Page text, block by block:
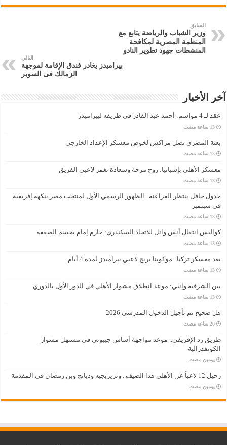
السابق
وزير الشباب والرياضة يتابع مع
المنظمة المصرية لمكافحة
المنشطات جهود تطوير النادو
التالي
بيراميدز يغادر فندق الإقامة لموجهة
الزمالك فى السوبر
آخر الأخبار
عقد لـ 4 مواسم: أحمد عبد القادر في طريقه لبيراميدز
‏13 ساعة مضت
بعثة المصري تصل مراكش لخوض معسكر الإعداد الخارجي
‏13 ساعة مضت
معسكر الأهلي بإسبانيا: روح مرحة وسعادة تغمر لاعبي الفريق
‏13 ساعة مضت
جدول حافل ينتظر الفراعنة.. الظهور الرسمي الأول لمنتخب مصر بنكهة إفريقية
في سبتمبر
‏13 ساعة مضت
كواليس انتقال أنس وائل للاتحاد السكندري: حازم إمام يحسم الصفقة
‏13 ساعة مضت
بعد معسكر تركيا.. موكوينا يريح لاعبي بيراميدز لمدة 4 أيام
‏13 ساعة مضت
بين الشرقية وإنبي: موعد انطلاق مشوار الأهلي في الدور الأول بالدوري
‏13 ساعة مضت
هل صحيح تم تأجيل الدخول المدرسي 2026
‏20 ساعة مضت
طريق زد الإفريقي.. موعد مواجهة أساس جيبوتي في مستهل مشوار
الكونفدرالية
‏يومين مضت
رحيل 12 لاعباً عن الأهلي هذا الصيف.. وتريزيجيه وديانج وبن رمضان في المقدمة
‏يومين مضت